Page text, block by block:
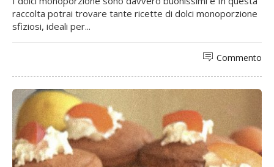
raccolta potrai trovare tante ricette di dolci monoporzione
sfiziosi, ideali per...
Commento